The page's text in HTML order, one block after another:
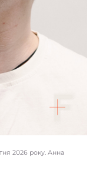
2026 року. Анна